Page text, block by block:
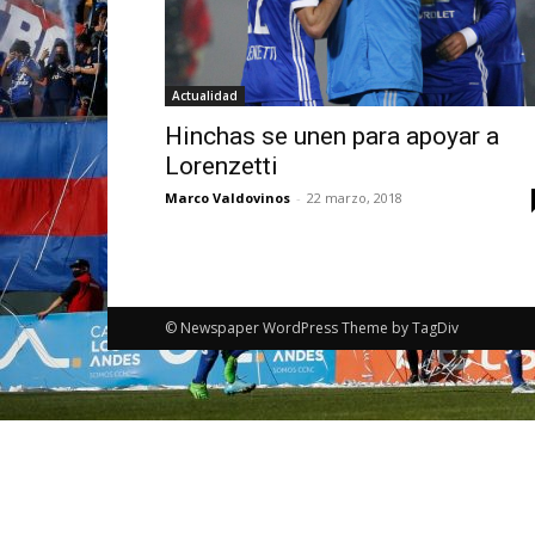
Actualidad
Hinchas se unen para apoyar a
Lorenzetti
Marco Valdovinos - 22 marzo, 2018
© Newspaper WordPress Theme by TagDiv